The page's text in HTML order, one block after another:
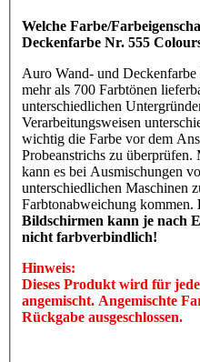
Welche Farbe/
Deckenfarbe Nr. 555
Auro Wand- und
mehr als 700 Farbtönen
unterschiedlichen
Verarbeitungsweisen
wichtig die Farbe vor dem
Probeanstrichs zu überprüfen.
kann es bei Ausmischungen
unterschiedlichen Maschinen
Farbtonabweichung kommen.
Bildschirmen kann je nach
nicht farbverbindlich!
Hinweis:
Dieses Produkt wird für
angemischt. Angemischte
Rückgabe ausgeschlossen.